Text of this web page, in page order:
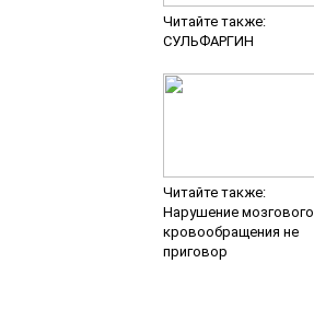
Читайте также:
СУЛЬФАРГИН
Читайте также:
Нарушение мозгового
кровообращения не
приговор